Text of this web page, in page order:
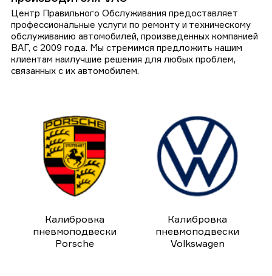
Центр Правильного Обслуживания предоставляет
профессиональные услуги по ремонту и техническому
обслуживанию автомобилей, произведенных компанией
ВАГ, с 2009 года. Мы стремимся предложить нашим
клиентам наилучшие решения для любых проблем,
связанных с их автомобилем.
Калибровка
пневмоподвески
Porsche
Калибровка
пневмоподвески
Volkswagen